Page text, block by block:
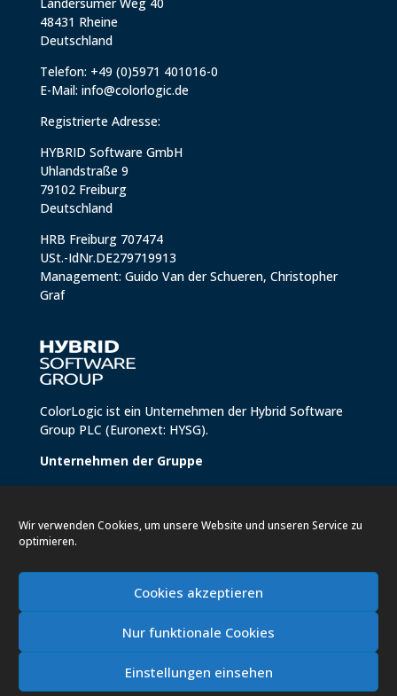
Wir verwenden Cookies, um unsere Website und unseren Service zu
optimieren.
Cookies akzeptieren
Nur funktionale Cookies
Einstellungen einsehen
48431 Rheine
Deutschland
Telefon: +49 (0)5971 401016-0
E-Mail: info@colorlogic.de
Registrierte Adresse:
HYBRID Software GmbH
Uhlandstraße 9
79102 Freiburg
Deutschland
HRB Freiburg 707474
USt.-IdNr.DE279719913
Management: Guido Van der Schueren, Christopher
Graf
ColorLogic ist ein Unternehmen der Hybrid Software
Group PLC (Euronext: HYSG).
Unternehmen der Gruppe
Hybrid Helix
Hybrid Software
Copyright 2026 ColorLogic